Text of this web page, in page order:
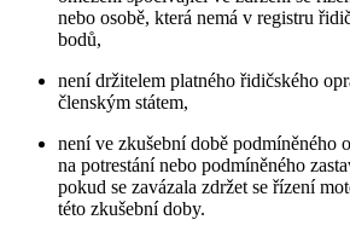
nebo osobě, která nemá v registru
bodů,
není držitelem platného řidičského
členským státem,
není ve zkušební době podmíněného
na potrestání nebo podmíněného
pokud se zavázala zdržet se řízení
této zkušební doby.